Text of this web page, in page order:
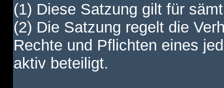
(1) Diese Satzung gilt für
(2) Die Satzung regelt die
Rechte und Pflichten eines
aktiv beteiligt.